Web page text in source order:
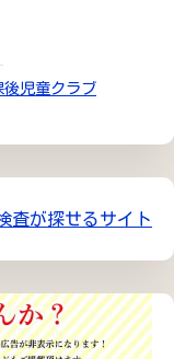
後児童クラブ
査が探せるサイト